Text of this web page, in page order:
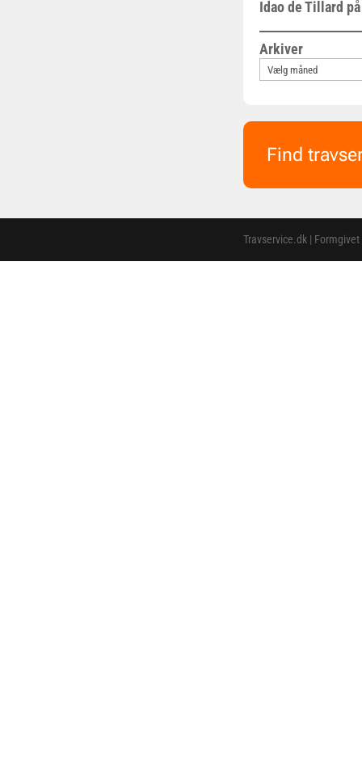
Idao de Tillard
Arkiver
Find
Travservice.dk |